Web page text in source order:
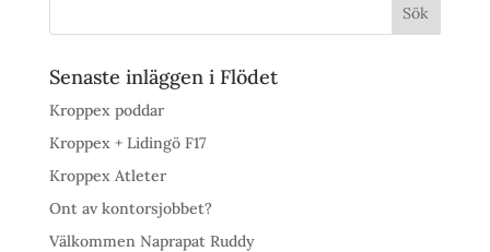
Senaste inläggen i Flödet
Kroppex poddar
Kroppex + Lidingö F17
Kroppex Atleter
Ont av kontorsjobbet?
Välkommen Naprapat Ruddy